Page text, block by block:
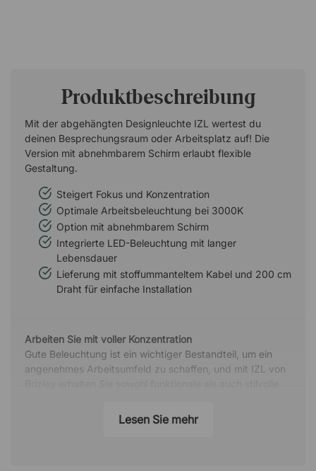
Produktbeschreibung
Mit der abgehängten Designleuchte IZL wertest du
deinen Besprechungsraum oder Arbeitsplatz auf! Die
Version mit abnehmbarem Schirm erlaubt flexible
Gestaltung.
Steigert Fokus und Konzentration
Optimale Arbeitsbeleuchtung bei 3000K
Option mit abnehmbarem Schirm
Integrierte LED-Beleuchtung mit langer
Lebensdauer
Lieferung mit stoffummanteltem Kabel und 200 cm
Draht für einfache Installation
Arbeiten Sie mit voller Konzentration
Gute Beleuchtung ist ein wichtiger Bestandteil, um ein
angenehmes Arbeitsumfeld zu schaffen, und mit IZL von
sich perfekt zum Aufhängen über einem Konferenztisch,
Lesen Sie mehr